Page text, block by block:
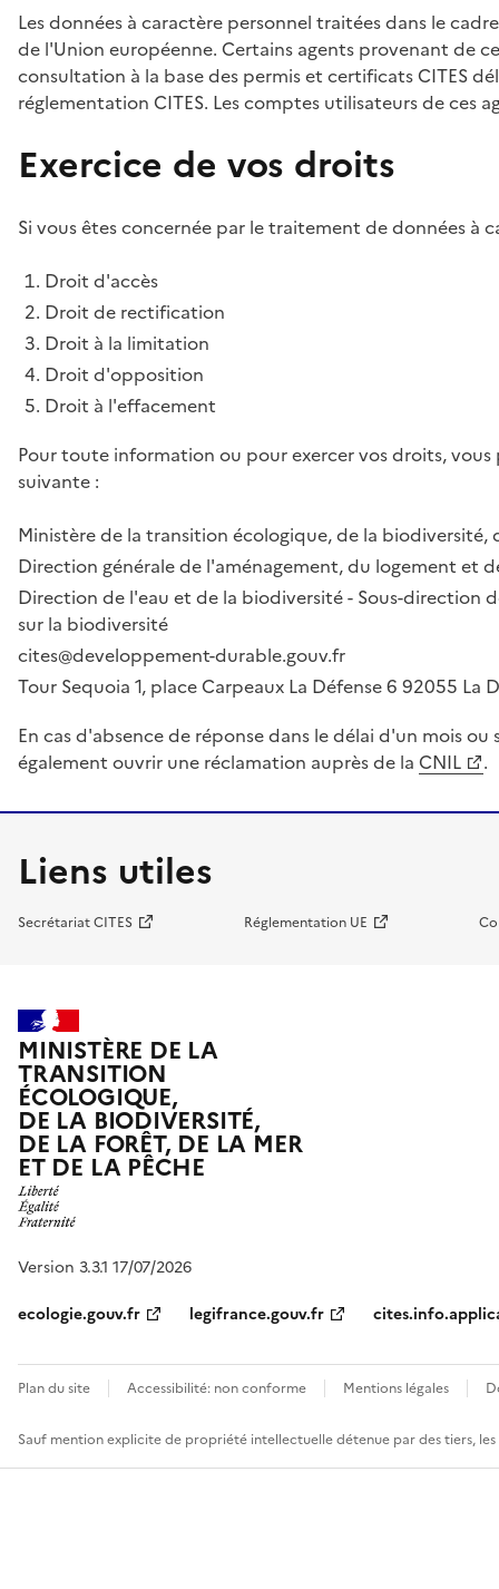
Les données à caractère personnel traitées dans le
de l'Union européenne. Certains agents provenant de
consultation à la base des permis et certificats CITES
réglementation CITES. Les comptes utilisateurs de ces
Exercice de vos droits
Si vous êtes concernée par le traitement de données à
Droit d'accès
Droit de rectification
Droit à la limitation
Droit d'opposition
Droit à l'effacement
Pour toute information ou pour exercer vos droits,
suivante :
Ministère de la transition écologique, de la biodiversité,
Direction générale de l'aménagement, du logement et
Direction de l'eau et de la biodiversité - Sous-direction
sur la biodiversité
cites@developpement-durable.gouv.fr
Tour Sequoia 1, place Carpeaux La Défense 6 92055 La
En cas d'absence de réponse dans le délai d'un mois
également ouvrir une réclamation auprès de la CNIL .
Liens utiles
Secrétariat CITES Réglementation UE
MINISTÈRE DE LA
TRANSITION
ÉCOLOGIQUE,
DE LA BIODIVERSITÉ,
DE LA FORÊT, DE LA MER
ET DE LA PÊCHE
Version 3.3.1 17/07/2026
ecologie.gouv.fr
legifrance.gouv.fr
Plan du site Accessibilité: non conforme Mentions légales
Sauf mention explicite de propriété intellectuelle détenue par des tiers,